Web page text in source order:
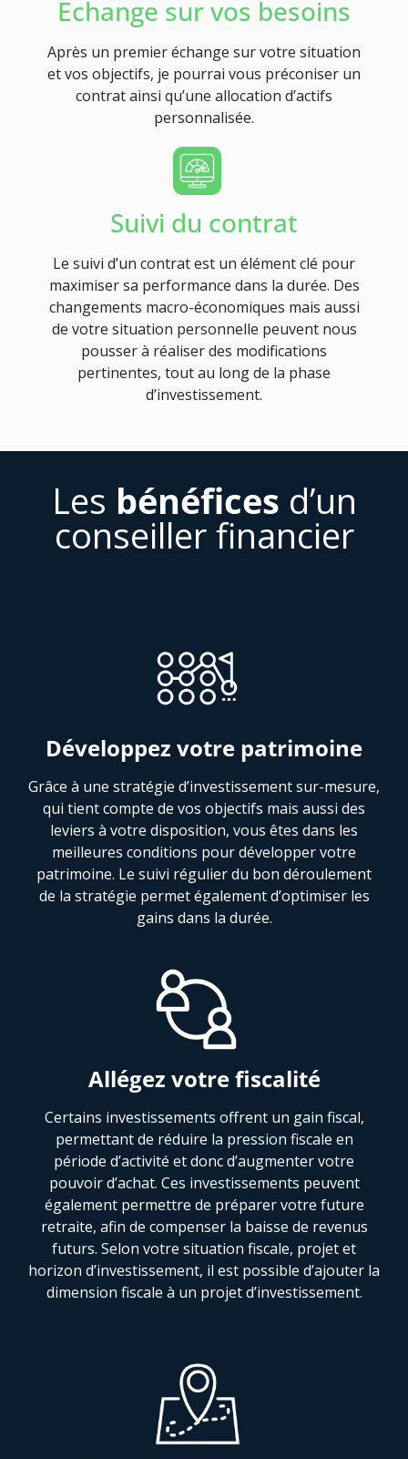
Echange sur vos besoins
Après un premier échange sur votre situation
et vos objectifs, je pourrai vous préconiser un
contrat ainsi qu’une allocation d’actifs
personnalisée.
Suivi du contrat
Le suivi d’un contrat est un élément clé pour
maximiser sa performance dans la durée. Des
changements macro-économiques mais aussi
de votre situation personnelle peuvent nous
pousser à réaliser des modifications
pertinentes, tout au long de la phase
d’investissement.
Les bénéfices d’un
conseiller financier
Développez votre patrimoine
Grâce à une stratégie d’investissement sur-mesure,
qui tient compte de vos objectifs mais aussi des
leviers à votre disposition, vous êtes dans les
meilleures conditions pour développer votre
patrimoine. Le suivi régulier du bon déroulement
de la stratégie permet également d’optimiser les
gains dans la durée.
Allégez votre fiscalité
Certains investissements offrent un gain fiscal,
permettant de réduire la pression fiscale en
période d’activité et donc d’augmenter votre
pouvoir d’achat. Ces investissements peuvent
également permettre de préparer votre future
retraite, afin de compenser la baisse de revenus
futurs. Selon votre situation fiscale, projet et
horizon d’investissement, il est possible d’ajouter la
dimension fiscale à un projet d’investissement.